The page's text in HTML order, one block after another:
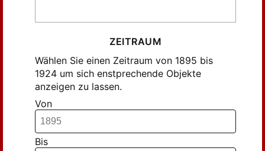
ZEITRAUM
Wählen Sie einen Zeitraum von 1895 bis
1924 um sich enstprechende Objekte
anzeigen zu lassen.
Von
Bis